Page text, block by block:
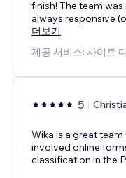
finish! The team
always responsive
더보기
제공 서비스: 사이트
5
Wika is a great
involved online
classification in the